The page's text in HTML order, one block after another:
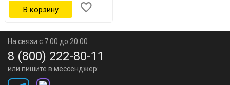
На связи с 7:00 до 20:00
8 (800) 222-80-11
или пишите в мессенджер: